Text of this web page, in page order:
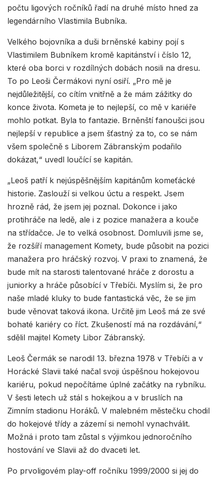
počtu ligových ročníků řadí na druhé místo hned za
legendárního Vlastimila Bubníka.
Velkého bojovníka a duši brněnské kabiny pojí s
Vlastimilem Bubníkem kromě kapitánství i číslo 12,
které oba borci v rozdílných dobách nosili na dresu.
To po Leoši Čermákovi nyní osiří. „Pro mě je
nejdůležitější, co cítím vnitřně a že mám zážitky do
konce života. Kometa je to nejlepší, co mě v kariéře
mohlo potkat. Byla to fantazie. Brněnští fanoušci jsou
nejlepší v republice a jsem šťastný za to, co se nám
všem společně s Liborem Zábranským podařilo
dokázat,“ uvedl loučící se kapitán.
„Leoš patří k nejúspěšnějším kapitánům komeťácké
historie. Zaslouží si velkou úctu a respekt. Jsem
hrozně rád, že jsem jej poznal. Dokonce i jako
protihráče na ledě, ale i z pozice manažera a kouče
na střídačce. Je to velká osobnost. Domluvili jsme se,
že rozšíří management Komety, bude působit na pozici
manažera pro hráčský rozvoj. V praxi to znamená, že
bude mít na starosti talentované hráče z dorostu a
juniorky a hráče působící v Třebíči. Myslím si, že pro
naše mladé kluky to bude fantastická věc, že se jim
bude věnovat taková ikona. Určitě jim Leoš má ze své
bohaté kariéry co říct. Zkušeností má na rozdávání,“
sdělil majitel Komety Libor Zábranský.
Leoš Čermák se narodil 13. března 1978 v Třebíči a v
Horácké Slavii také načal svoji úspěšnou hokejovou
kariéru, pokud nepočítáme úplné začátky na rybníku.
V šesti letech už stál s hokejkou a v bruslích na
Zimním stadionu Horáků. V malebném městečku chodil
do hokejové třídy a zázemí si nemohl vynachválit.
Možná i proto tam zůstal s výjimkou jednoročního
hostování ve Slavii až do dvaceti let.
Po prvoligovém play-off ročníku 1999/2000 si jej do